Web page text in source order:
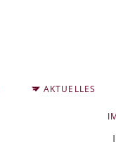
AKTUELLES